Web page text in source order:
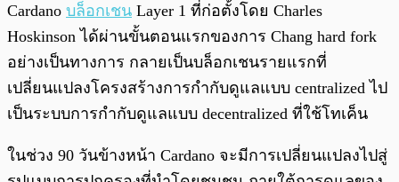
Cardano บล็อกเชน Layer 1 ที่ก่อตั้งโดย Charles
Hoskinson ได้ผ่านขั้นตอนแรกของการ Chang hard fork
อย่างเป็นทางการ กลายเป็นบล็อกเชนรายแรกที่
เปลี่ยนแปลงโครงสร้างการกำกับดูแลแบบ centralized ไป
เป็นระบบการกำกับดูแลแบบ decentralized ที่ใช้โทเค็น
ในช่วง 90 วันข้างหน้า Cardano จะมีการเปลี่ยนแปลงไปสู่